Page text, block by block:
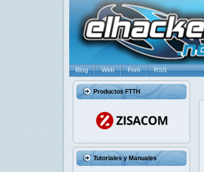
Blog Web Foro RSS
Productos FTTH
Tutoriales y Manuales